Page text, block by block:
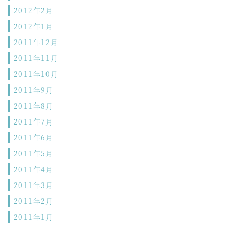
2012年2月
2012年1月
2011年12月
2011年11月
2011年10月
2011年9月
2011年8月
2011年7月
2011年6月
2011年5月
2011年4月
2011年3月
2011年2月
2011年1月